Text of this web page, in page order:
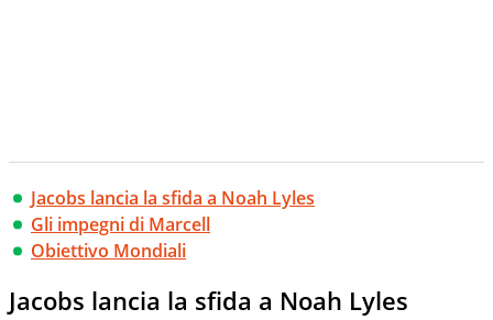
Jacobs lancia la sfida a Noah Lyles
Gli impegni di Marcell
Obiettivo Mondiali
Jacobs lancia la sfida a Noah Lyles